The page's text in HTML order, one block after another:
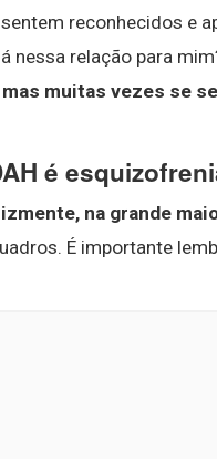
reconhecidos e
nessa relação para
muitas vezes se
é
na grande
É importante